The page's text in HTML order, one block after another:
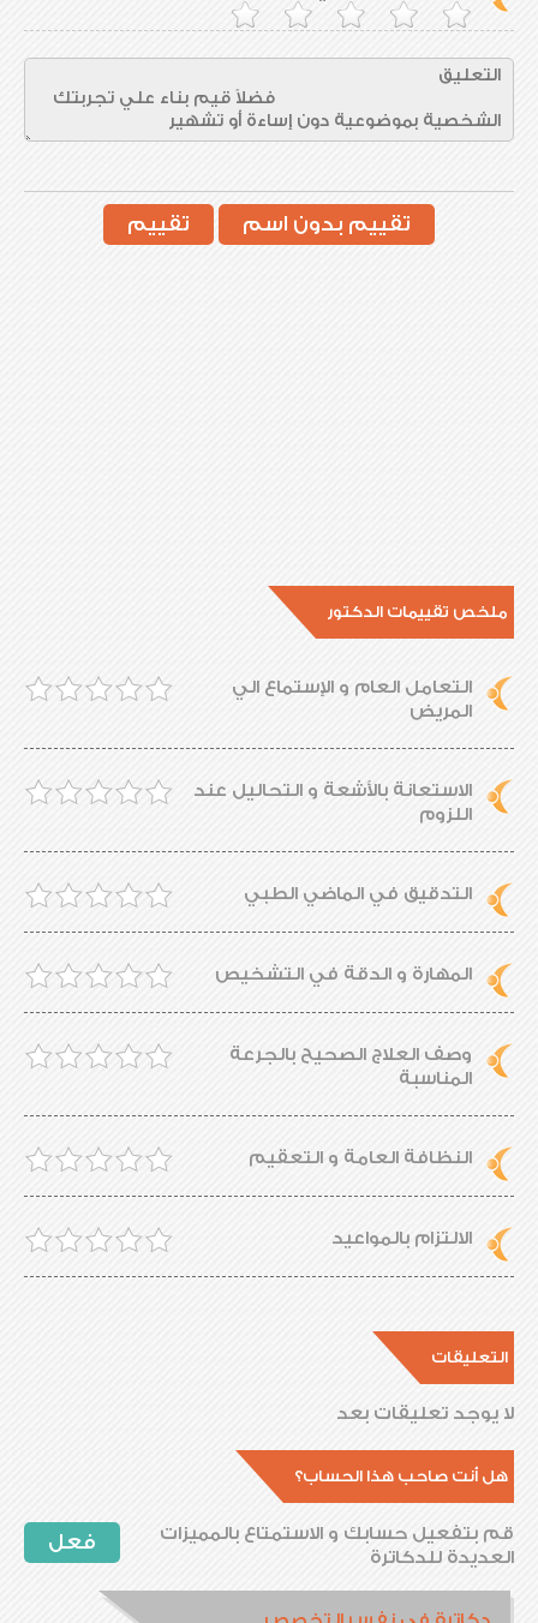
تقييم بدون اسم تقييم
ملخص تقييمات الدكتور
التعامل العام و الإستماع الي
المريض
الاستعانة بالأشعة و التحاليل عند
اللزوم
التدقيق في الماضي الطبي
المهارة و الدقة في التشخيص
وصف العلاج الصحيح بالجرعة
المناسبة
النظافة العامة و التعقيم
الالتزام بالمواعيد
التعليقات
لا يوجد تعليقات بعد
هل أنت صاحب هذا الحساب؟
فعل
قم بتفعيل حسابك و الاستمتاع بالمميزات
العديدة للدكاترة